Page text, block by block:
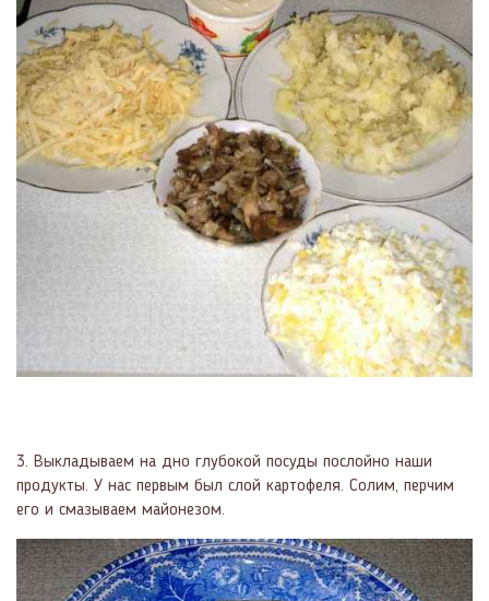
3. Выкладываем на дно глубокой посуды послойно наши
продукты. У нас первым был слой картофеля. Солим, перчим
его и смазываем майонезом.